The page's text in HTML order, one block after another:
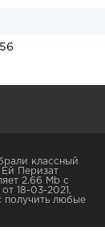
классный
Перизат
2.66 Mb с
18-03-2021,
получить любые